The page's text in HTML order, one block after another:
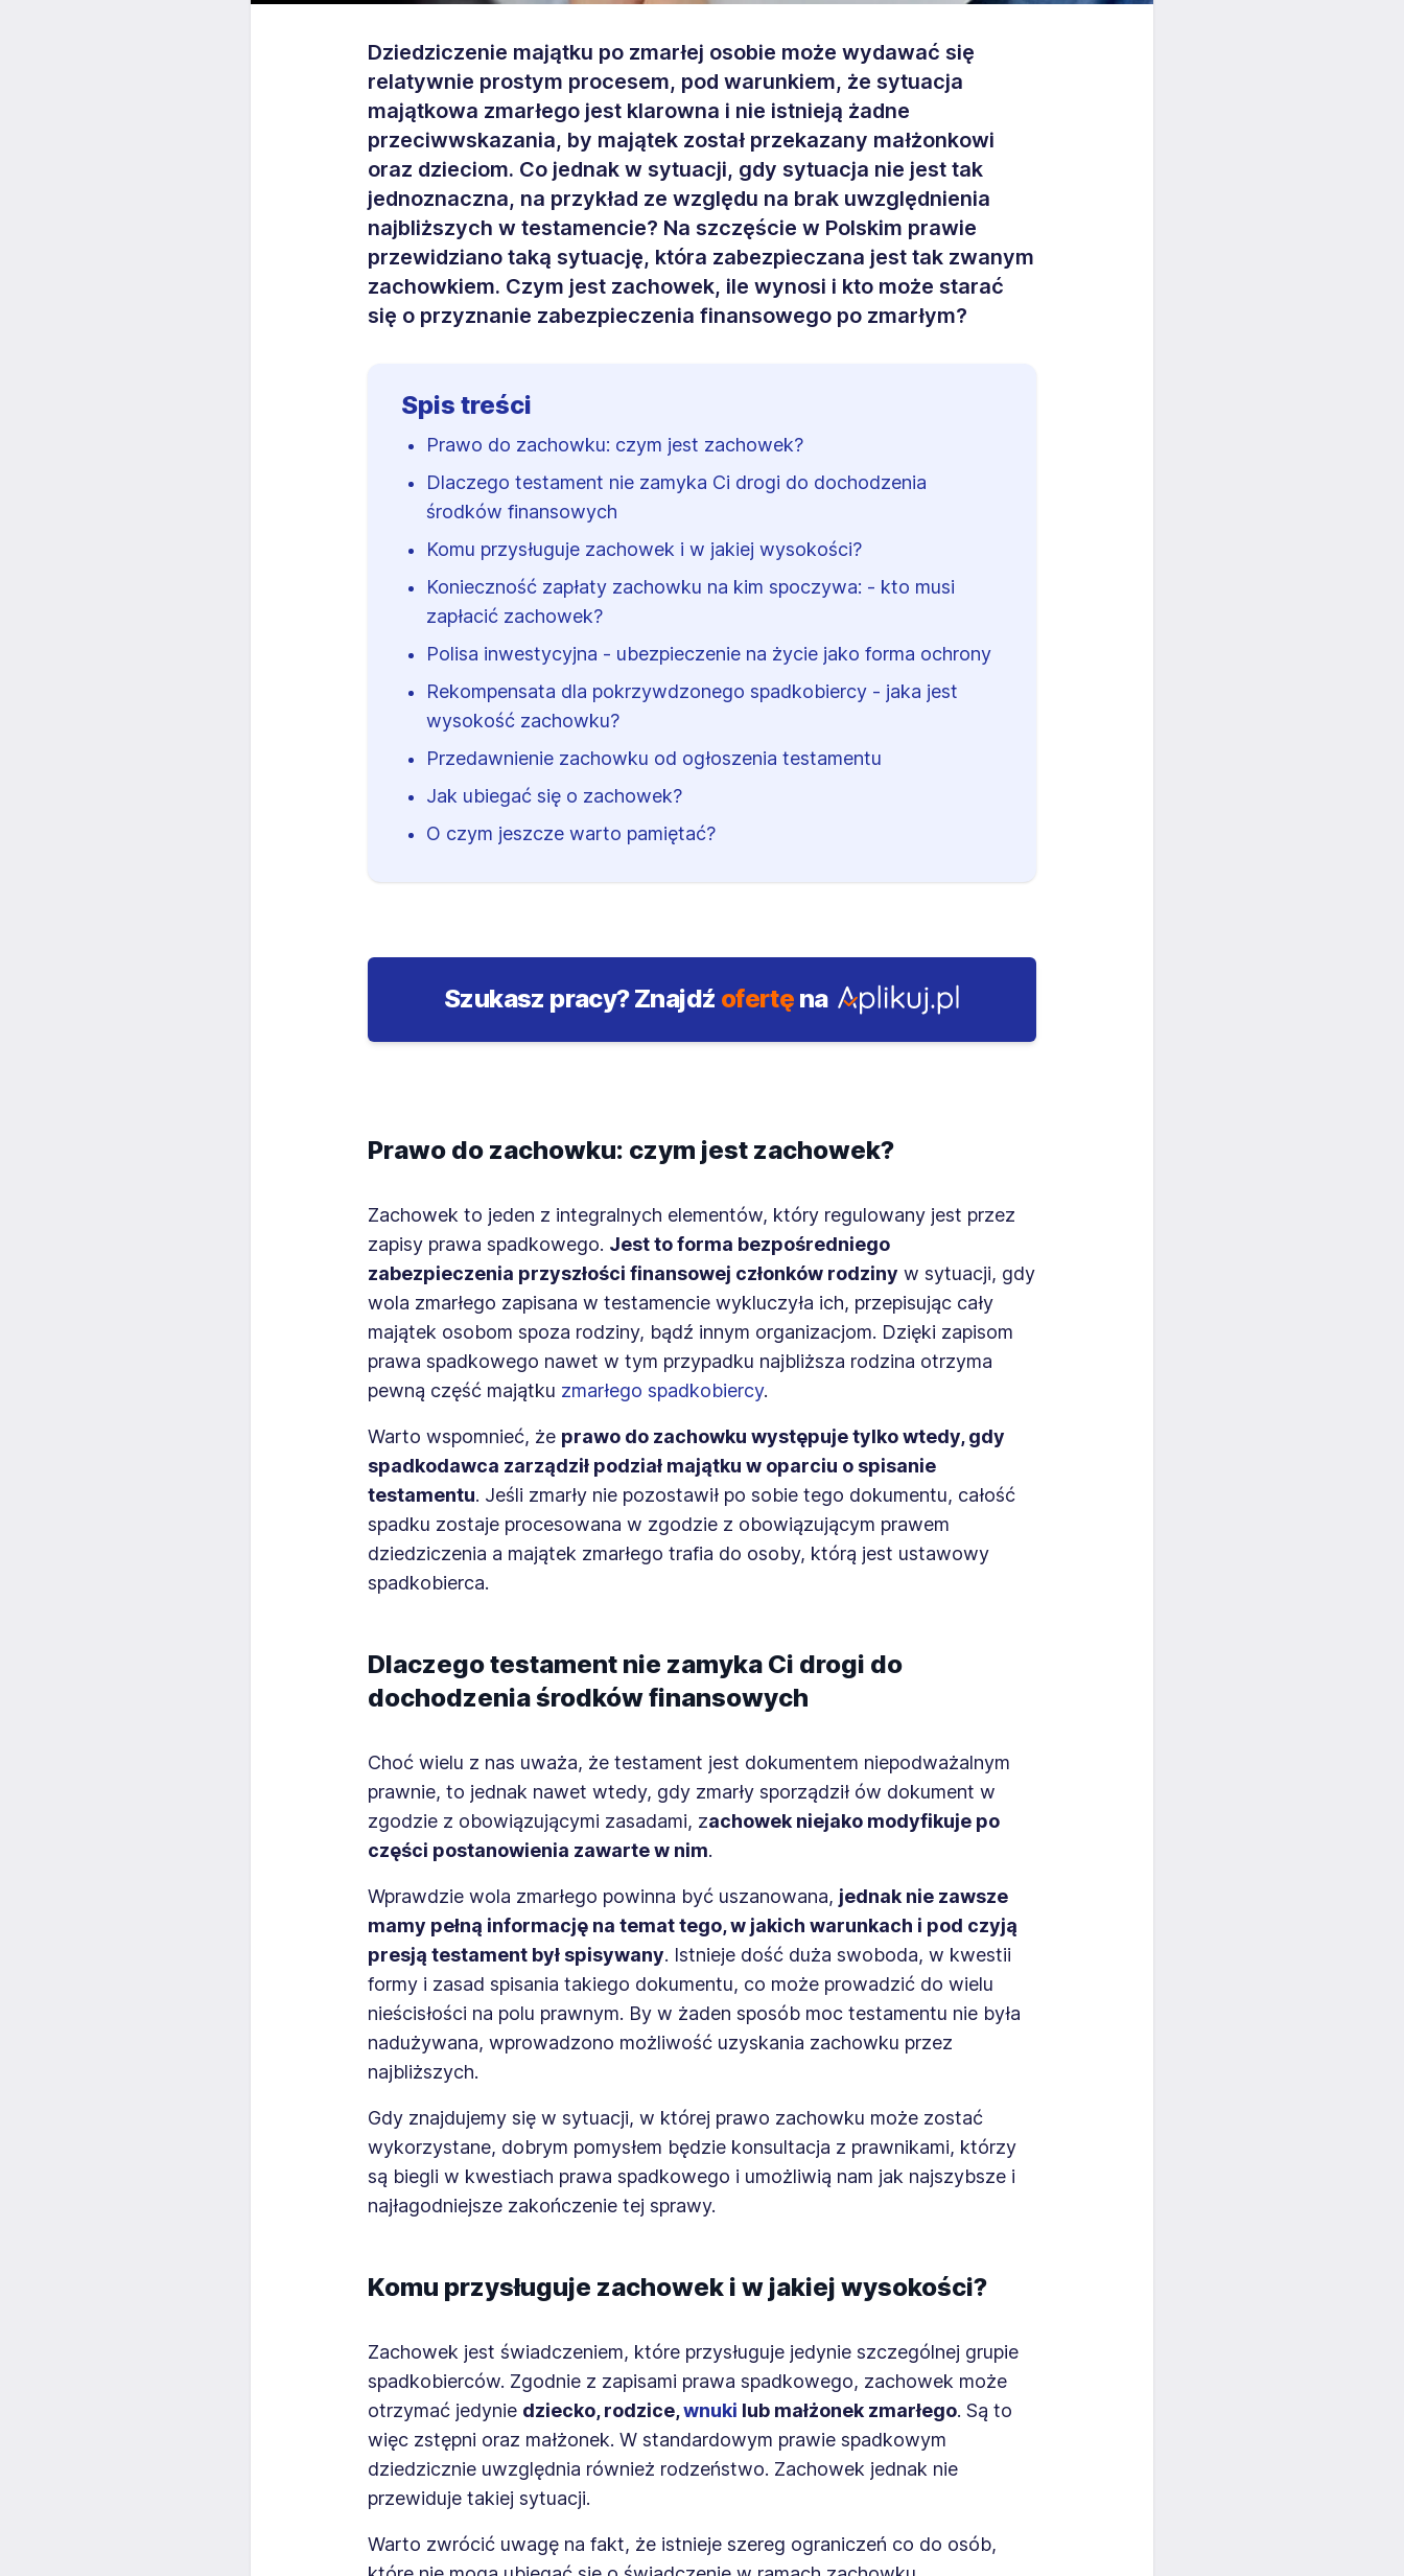
Dziedziczenie majątku po zmarłej osobie może wydawać się
relatywnie prostym procesem, pod warunkiem, że sytuacja
majątkowa zmarłego jest klarowna i nie istnieją żadne
przeciwwskazania, by majątek został przekazany małżonkowi
oraz dzieciom. Co jednak w sytuacji, gdy sytuacja nie jest tak
jednoznaczna, na przykład ze względu na brak uwzględnienia
najbliższych w testamencie? Na szczęście w Polskim prawie
przewidziano taką sytuację, która zabezpieczana jest tak zwanym
zachowkiem. Czym jest zachowek, ile wynosi i kto może starać
się o przyznanie zabezpieczenia finansowego po zmarłym?
Spis treści
Prawo do zachowku: czym jest zachowek?
Dlaczego testament nie zamyka Ci drogi do dochodzenia
środków finansowych
Komu przysługuje zachowek i w jakiej wysokości?
Konieczność zapłaty zachowku na kim spoczywa: - kto musi
zapłacić zachowek?
Polisa inwestycyjna - ubezpieczenie na życie jako forma ochrony
Rekompensata dla pokrzywdzonego spadkobiercy - jaka jest
wysokość zachowku?
Przedawnienie zachowku od ogłoszenia testamentu
Jak ubiegać się o zachowek?
O czym jeszcze warto pamiętać?
Szukasz pracy?Znajdź ofertę na
Prawo do zachowku: czym jest zachowek?
Zachowek to jeden z integralnych elementów, który regulowany jest przez
zapisy prawa spadkowego. Jest to forma bezpośredniego
zabezpieczenia przyszłości finansowej członków rodziny w sytuacji, gdy
wola zmarłego zapisana w testamencie wykluczyła ich, przepisując cały
majątek osobom spoza rodziny, bądź innym organizacjom. Dzięki zapisom
prawa spadkowego nawet w tym przypadku najbliższa rodzina otrzyma
pewną część majątku zmarłego spadkobiercy.
Warto wspomnieć, że prawo do zachowku występuje tylko wtedy, gdy
spadkodawca zarządził podział majątku w oparciu o spisanie
testamentu. Jeśli zmarły nie pozostawił po sobie tego dokumentu, całość
spadku zostaje procesowana w zgodzie z obowiązującym prawem
dziedziczenia a majątek zmarłego trafia do osoby, którą jest ustawowy
spadkobierca.
Dlaczego testament nie zamyka Ci drogi do
dochodzenia środków finansowych
Choć wielu z nas uważa, że testament jest dokumentem niepodważalnym
prawnie, to jednak nawet wtedy, gdy zmarły sporządził ów dokument w
zgodzie z obowiązującymi zasadami, zachowek niejako modyfikuje po
części postanowienia zawarte w nim.
Wprawdzie wola zmarłego powinna być uszanowana, jednak nie zawsze
mamy pełną informację na temat tego, w jakich warunkach i pod czyją
presją testament był spisywany. Istnieje dość duża swoboda, w kwestii
formy i zasad spisania takiego dokumentu, co może prowadzić do wielu
nieścisłości na polu prawnym. By w żaden sposób moc testamentu nie była
nadużywana, wprowadzono możliwość uzyskania zachowku przez
najbliższych.
Gdy znajdujemy się w sytuacji, w której prawo zachowku może zostać
wykorzystane, dobrym pomysłem będzie konsultacja z prawnikami, którzy
są biegli w kwestiach prawa spadkowego i umożliwią nam jak najszybsze i
najłagodniejsze zakończenie tej sprawy.
Komu przysługuje zachowek i w jakiej wysokości?
Zachowek jest świadczeniem, które przysługuje jedynie szczególnej grupie
spadkobierców. Zgodnie z zapisami prawa spadkowego, zachowek może
otrzymać jedynie dziecko, rodzice,wnuki lub małżonek zmarłego. Są to
więc zstępni oraz małżonek. W standardowym prawie spadkowym
dziedzicznie uwzględnia również rodzeństwo. Zachowek jednak nie
przewiduje takiej sytuacji.
Warto zwrócić uwagę na fakt, że istnieje szereg ograniczeń co do osób,